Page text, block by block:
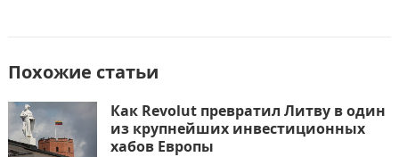
Похожие статьи
Как Revolut превратил Литву в один
из крупнейших инвестиционных
хабов Европы